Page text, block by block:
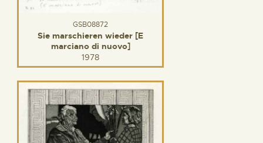
GSB08872
Sie marschieren wieder [E
marciano di nuovo]
1978